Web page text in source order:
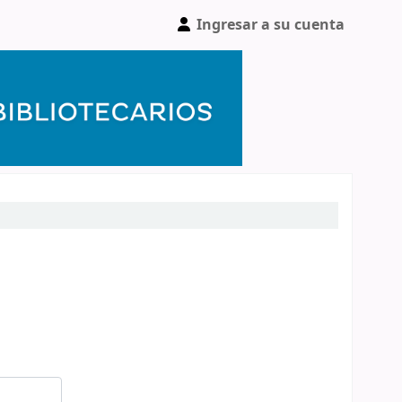
Ingresar a su cuenta